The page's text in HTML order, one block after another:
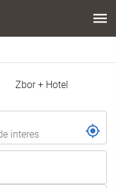
Zbor + Hotel